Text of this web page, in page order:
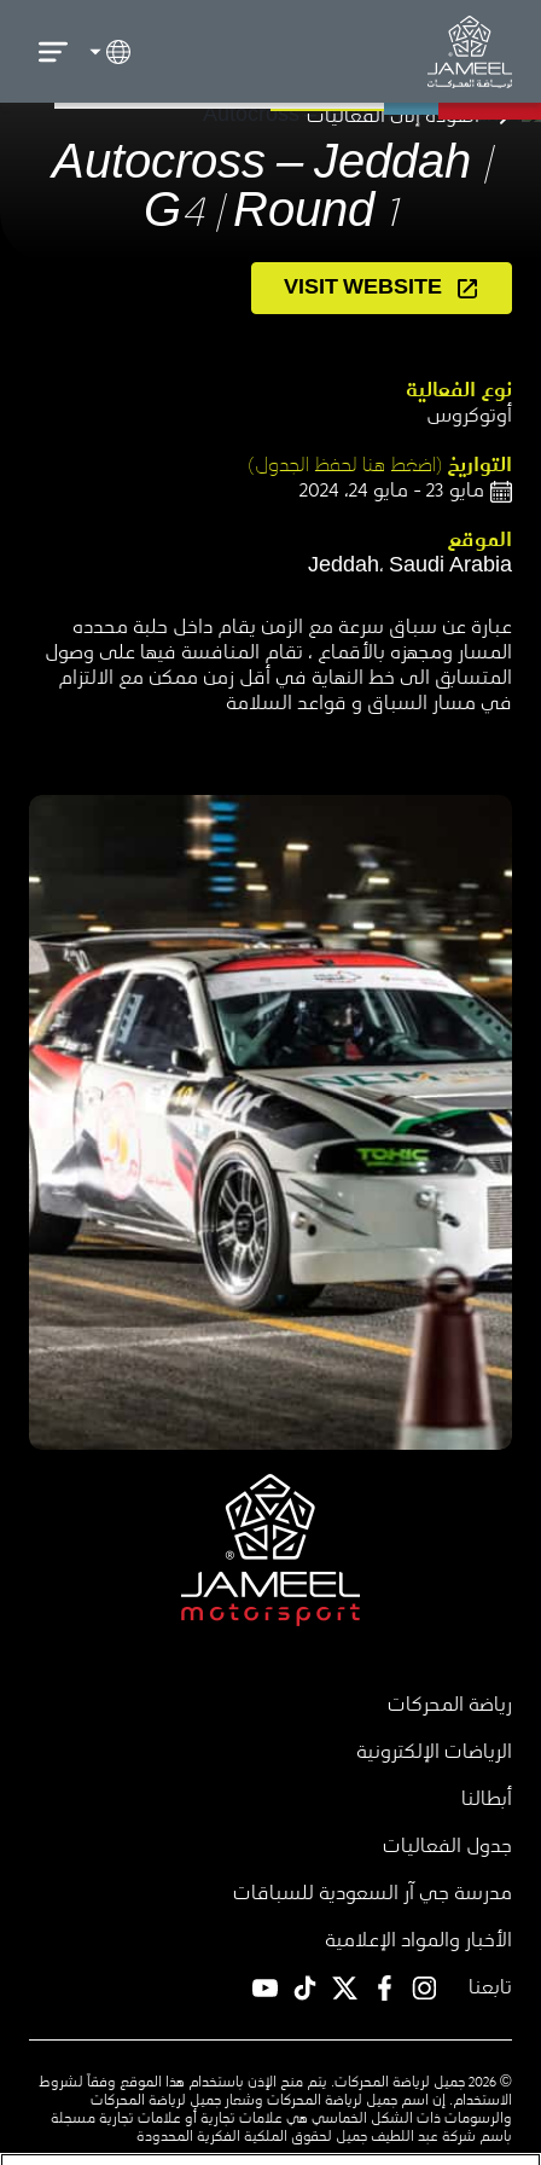
العودة إلى الفعاليات
Autocross – Jeddah |
G4 | Round 1
VISIT WEBSITE
نوع الفعالية​
أوتوكروس​
التواريخ (اضغط هنا لحفظ الجدول)​
مايو 23 - مايو 24، 2024
الموقع​
Jeddah، Saudi Arabia
عبارة عن سباق سرعة مع الزمن يقام داخل حلبة محدده
المسار ومجهزه بالأقماع ، تقام المنافسة فيها على وصول
المتسابق الى خط النهاية في أقل زمن ممكن مع الالتزام
في مسار السباق و قواعد السلامة
رياضة المحركات
الرياضات الإلكترونية
أبطالنا
جدول الفعاليات
مدرسة جي آر السعودية للسباقات
الأخبار والمواد الإعلامية
تابعنا
instagram
facebook
twitter
TikTok
© 2026 جميل لرياضة المحركات. يتم منح الإذن باستخدام هذا الموقع وفقاً لشروط
الاستخدام. إن اسم جميل لرياضة المحركات وشعار جميل لرياضة المحركات
والرسومات ذات الشكل الخماسي هي علامات تجارية أو علامات تجارية مسجلة
باسم شركة عبد اللطيف جميل لحقوق الملكية الفكرية المحدودة